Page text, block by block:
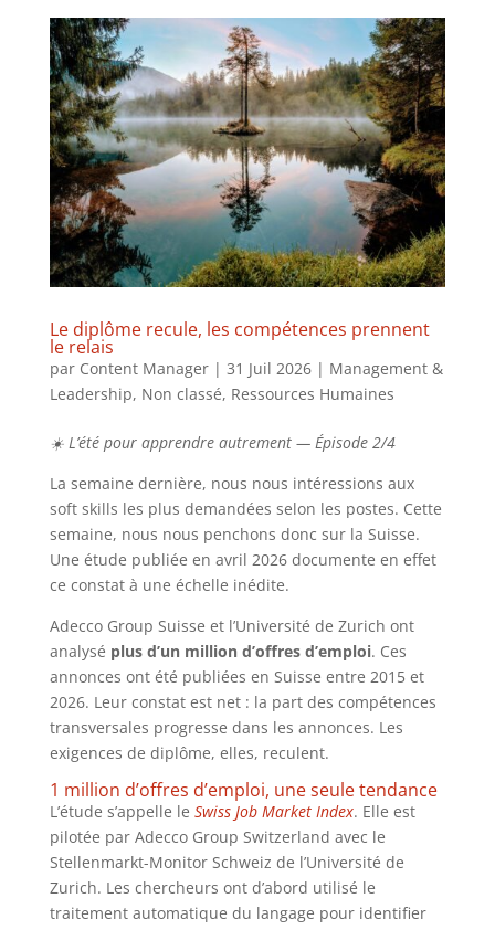
Le diplôme recule, les compétences prennent
le relais
par Content Manager| 31 Juil 2026| Management &
Leadership, Non classé, Ressources Humaines
☀️ L’été pour apprendre autrement — Épisode 2/4
La semaine dernière, nous nous intéressions aux
soft skills les plus demandées selon les postes. Cette
semaine, nous nous penchons donc sur la Suisse.
Une étude publiée en avril 2026 documente en effet
ce constat à une échelle inédite.
Adecco Group Suisse et l’Université de Zurich ont
analysé plus d’un million d’offres d’emploi. Ces
annonces ont été publiées en Suisse entre 2015 et
2026. Leur constat est net : la part des compétences
transversales progresse dans les annonces. Les
exigences de diplôme, elles, reculent.
1 million d’offres d’emploi, une seule tendance
L’étude s’appelle le Swiss Job Market Index. Elle est
pilotée par Adecco Group Switzerland avec le
Stellenmarkt-Monitor Schweiz de l’Université de
Zurich. Les chercheurs ont d’abord utilisé le
traitement automatique du langage pour identifier